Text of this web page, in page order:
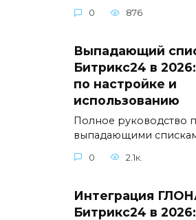
0 876
Выпадающий
Битрикс24 в
по настройке и
использованию
Полное руководство
выпадающими
0 2.1к.
Интеграция
Битрикс24 в